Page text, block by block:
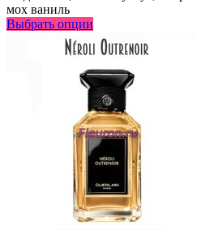
мох ваниль
Выбрать опции